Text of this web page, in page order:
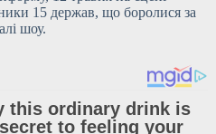
15 держав, що боролися за
шоу.